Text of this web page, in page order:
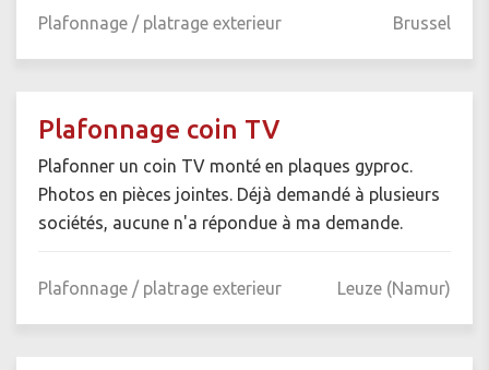
Plafonnage / platrage exterieur Brussel
Plafonnage coin TV
Plafonner un coin TV monté en plaques gyproc.
Photos en pièces jointes. Déjà demandé à plusieurs
sociétés, aucune n'a répondue à ma demande.
Plafonnage / platrage exterieur Leuze (Namur)